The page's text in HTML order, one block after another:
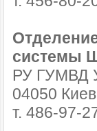
системы
РУ ГУМВД
04050
т. 486-97-